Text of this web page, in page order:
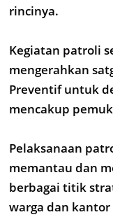
rincinya.
Kegiatan patroli
mengerahkan
Preventif untuk
mencakup
Pelaksanaan
memantau dan
berbagai titik
warga dan kantor